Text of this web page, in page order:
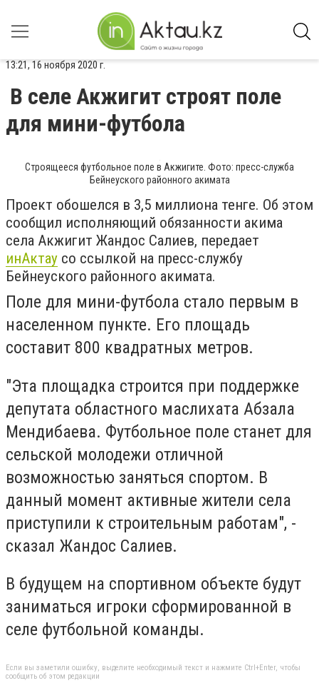
13:21, 16 ноября 2020 г.
В селе Акжигит строят поле
для мини-футбола
Строящееся футбольное поле в Акжигите. Фото: пресс-служба
Бейнеуского районного акимата
Проект обошелся в 3,5 миллиона тенге. Об этом
сообщил исполняющий обязанности акима
села Акжигит Жандос Салиев, передает
инАктау со ссылкой на пресс-службу
Бейнеуского районного акимата.
Поле для мини-футбола стало первым в
населенном пункте. Его площадь
составит 800 квадратных метров.
"Эта площадка строится при поддержке
депутата областного маслихата Абзала
Мендибаева. Футбольное поле станет для
сельской молодежи отличной
возможностью заняться спортом. В
данный момент активные жители села
приступили к строительным работам", -
сказал Жандос Салиев.
В будущем на спортивном объекте будут
заниматься игроки сформированной в
селе футбольной команды.
Если вы заметили ошибку, выделите необходимый текст и нажмите Ctrl+Enter, чтобы
сообщить об этом редакции